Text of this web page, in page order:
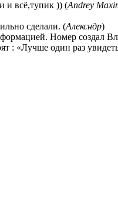
и всё,тупик )) (Andrey
сделали. (Алексндр)
Номер создал
: «Лучше один раз